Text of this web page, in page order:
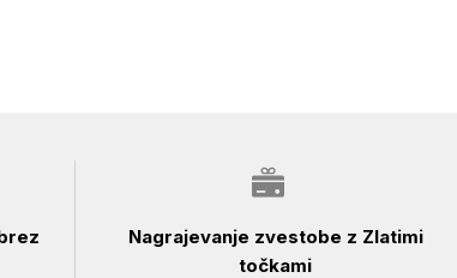
Nagrajevanje zvestobe z Zlatimi
točkami